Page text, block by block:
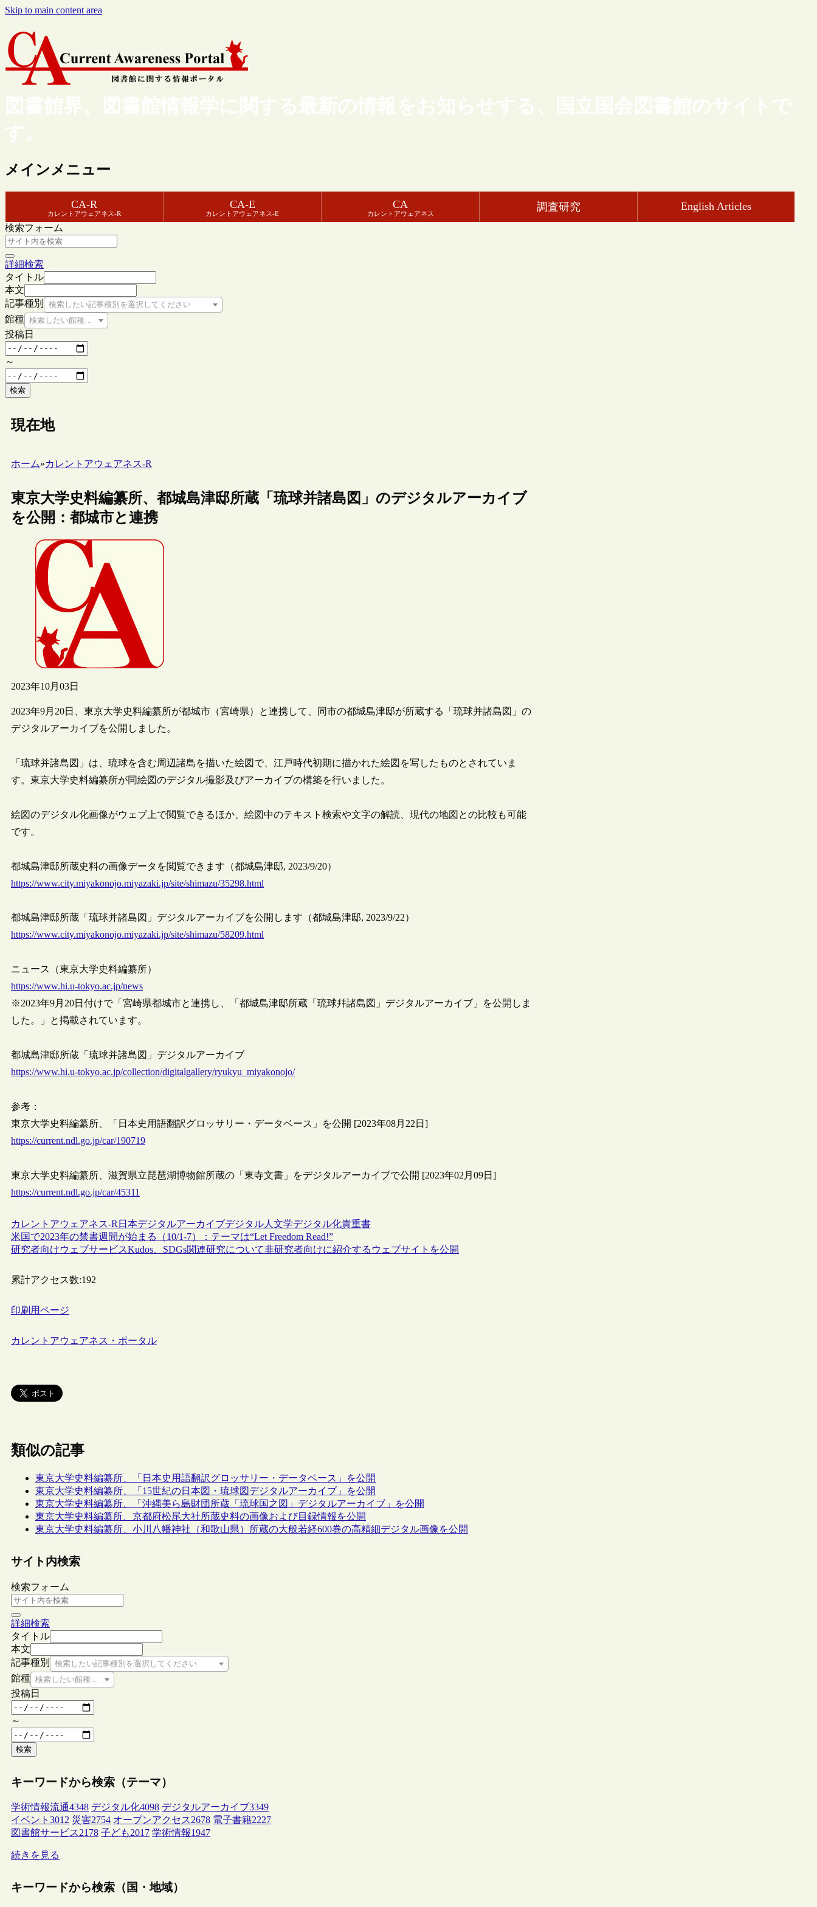
Skip to main content area
図書館界、図書館情報学に関する最新の情報をお知らせする、国立国会図書館のサイトで
す。
メインメニュー
CA-R
カレントアウェアネス-R
CA-E
カレントアウェアネス-E
CA
カレントアウェアネス
調査研究 English Articles
検索フォーム
詳細検索
タイトル
本文
記事種別
検索したい記事種別を選択してください
館種 検索したい館種を選択してください
投稿日
～
検索
現在地
ホーム»カレントアウェアネス-R
東京大学史料編纂所、都城島津邸所蔵「琉球并諸島図」のデジタルアーカイブ
を公開：都城市と連携
2023年10月03日
2023年9月20日、東京大学史料編纂所が都城市（宮崎県）と連携して、同市の都城島津邸が所蔵する「琉球并諸島図」の
デジタルアーカイブを公開しました。
「琉球并諸島図」は、琉球を含む周辺諸島を描いた絵図で、江戸時代初期に描かれた絵図を写したものとされていま
す。東京大学史料編纂所が同絵図のデジタル撮影及びアーカイブの構築を行いました。
絵図のデジタル化画像がウェブ上で閲覧できるほか、絵図中のテキスト検索や文字の解読、現代の地図との比較も可能
です。
都城島津邸所蔵史料の画像データを閲覧できます（都城島津邸, 2023/9/20）
https://www.city.miyakonojo.miyazaki.jp/site/shimazu/35298.html
都城島津邸所蔵「琉球并諸島図」デジタルアーカイブを公開します（都城島津邸, 2023/9/22）
https://www.city.miyakonojo.miyazaki.jp/site/shimazu/58209.html
ニュース（東京大学史料編纂所）
https://www.hi.u-tokyo.ac.jp/news
※2023年9月20日付けで「宮崎県都城市と連携し、「都城島津邸所蔵「琉球幷諸島図」デジタルアーカイブ」を公開しま
した。」と掲載されています。
都城島津邸所蔵「琉球并諸島図」デジタルアーカイブ
https://www.hi.u-tokyo.ac.jp/collection/digitalgallery/ryukyu_miyakonojo/
参考：
東京大学史料編纂所、「日本史用語翻訳グロッサリー・データベース」を公開 [2023年08月22日]
https://current.ndl.go.jp/car/190719
東京大学史料編纂所、滋賀県立琵琶湖博物館所蔵の「東寺文書」をデジタルアーカイブで公開 [2023年02月09日]
https://current.ndl.go.jp/car/45311
カレントアウェアネス-R 日本デジタルアーカイブデジタル人文学デジタル化貴重書
米国で2023年の禁書週間が始まる（10/1-7）：テーマは“Let Freedom Read!”
研究者向けウェブサービスKudos、SDGs関連研究について非研究者向けに紹介するウェブサイトを公開
累計アクセス数:192
印刷用ページ
カレントアウェアネス・ポータル
類似の記事
東京大学史料編纂所、「日本史用語翻訳グロッサリー・データベース」を公開
東京大学史料編纂所、「15世紀の日本図・琉球図デジタルアーカイブ」を公開
東京大学史料編纂所、「沖縄美ら島財団所蔵「琉球国之図」デジタルアーカイブ」を公開
東京大学史料編纂所、京都府松尾大社所蔵史料の画像および目録情報を公開
東京大学史料編纂所、小川八幡神社（和歌山県）所蔵の大般若経600巻の高精細デジタル画像を公開
サイト内検索
検索フォーム
詳細検索
タイトル
本文
記事種別
検索したい記事種別を選択してください
館種 検索したい館種を選択してください
投稿日
～
検索
キーワードから検索（テーマ）
学術情報流通4348 デジタル化4098 デジタルアーカイブ3349
イベント 3012 災害2754 オープンアクセス2678 電子書籍2227
図書館サービス2178 子ども2017 学術情報1947
続きを見る
キーワードから検索（国・地域）